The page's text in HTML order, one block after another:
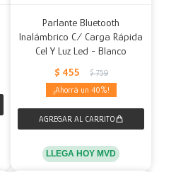
Parlante Bluetooth
Inalámbrico C/ Carga Rápida
Cel Y Luz Led - Blanco
$ 455 $ 759
40
LLEGA HOY MVD